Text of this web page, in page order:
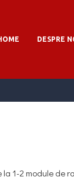
DESPRE
1-2 module de